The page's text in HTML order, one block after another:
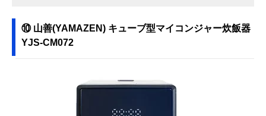
⑩ ‎山善(YAMAZEN) キューブ型マイコンジャー炊飯器
YJS-CM072